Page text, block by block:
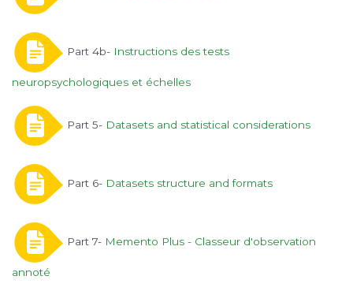
Part 4b- Instructions des tests
neuropsychologiques et échelles
Part 5- Datasets and statistical considerations
Part 6- Datasets structure and formats
Part 7- Memento Plus - Classeur d'observation
annoté